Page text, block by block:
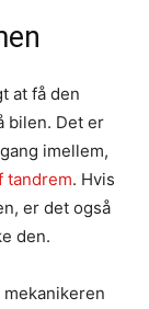
at få den
bilen. Det er
imellem,
tandrem. Hvis
er det også
den.